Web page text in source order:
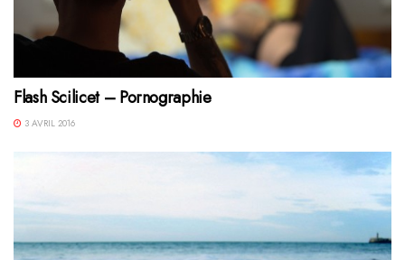
Flash Scilicet – Pornographie
3 AVRIL 2016